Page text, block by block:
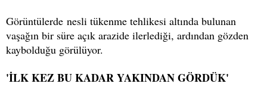
Görüntülerde nesli tükenme tehlikesi altında bulunan
vaşağın bir süre açık arazide ilerlediği, ardından gözden
kaybolduğu görülüyor.
'İLK KEZ BU KADAR YAKINDAN GÖRDÜK'